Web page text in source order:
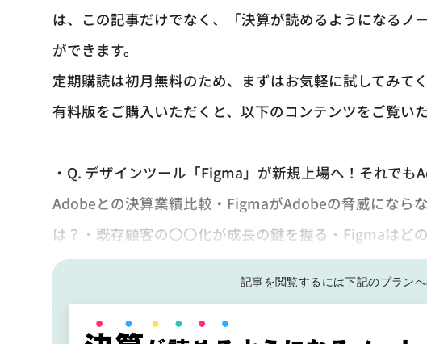
は、この記事だけでなく、「決算が読めるようになるノ
ができます。
定期購読は初月無料のため、まずはお気軽に試してみてく
有料版をご購入いただくと、以下のコンテンツをご覧いた
・Q. デザインツール「Figma」が新規上場へ！それで
Adobeとの決算業績比較・FigmaがAdobeの脅威になら
は？・既存顧客の〇〇化が成長の鍵を握る・Figmaはど
記事を閲覧するには下記のプラン